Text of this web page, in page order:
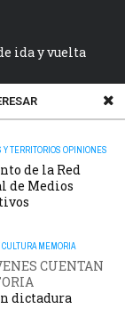
TERRITORIOS OPINIONES
de la Red
de Medios
CULTURA MEMORIA
CUENTAN
dictadura
ida y vuelta